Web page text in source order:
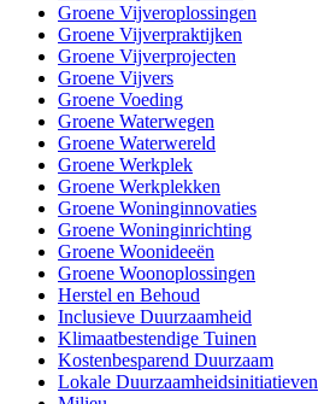
Groene Vijveroplossingen
Groene Vijverpraktijken
Groene Vijverprojecten
Groene Vijvers
Groene Voeding
Groene Waterwegen
Groene Waterwereld
Groene Werkplek
Groene Werkplekken
Groene Woninginnovaties
Groene Woninginrichting
Groene Woonideeën
Groene Woonoplossingen
Herstel en Behoud
Inclusieve Duurzaamheid
Klimaatbestendige Tuinen
Kostenbesparend Duurzaam
Lokale Duurzaamheidsinitiatieven